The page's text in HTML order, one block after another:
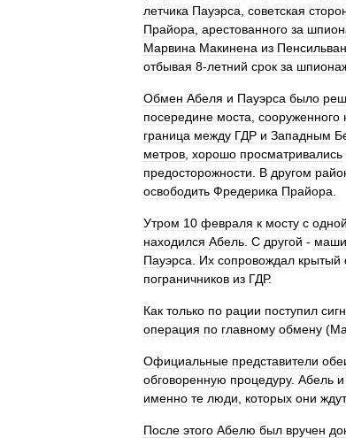
летчика Пауэрса советская
Прайора арестованного за
Марвина Макинена из
отбывая 8-летний срок за
Обмен Абеля и Пауэрса было
посередине моста сооруженного
граница между ГДР и Западным
метров хорошо просматривались
предосторожности
В другом
освободить Фредерика Прайора
Утром 10 февраля к мосту с одной
находился Абель С другой -
Пауэрса
Их сопровождал крытый
пограничников из ГДР.
Как только по рации поступил
операция по главному обмену (
Официальные представители
обговоренную процедуру. Абель и
именно те люди которых они ждут
После этого Абелю был вручен